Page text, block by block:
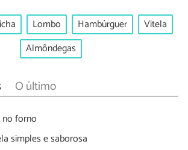
Lombo Hambúrguer
Vitela
Almôndegas
O último
no forno
simples e saborosa